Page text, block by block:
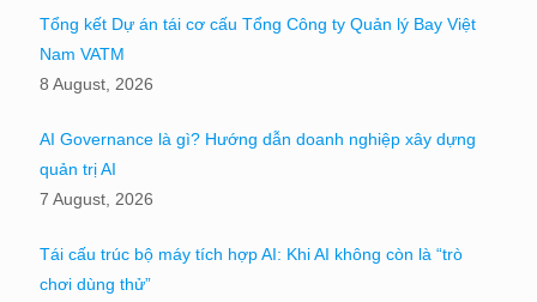
Tổng kết Dự án tái cơ cấu Tổng Công ty Quản lý Bay Việt
Nam VATM
8 August, 2026
AI Governance là gì? Hướng dẫn doanh nghiệp xây dựng
quản trị AI
7 August, 2026
Tái cấu trúc bộ máy tích hợp AI: Khi AI không còn là “trò
chơi dùng thử”